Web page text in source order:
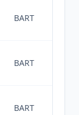
BART
BART
BART